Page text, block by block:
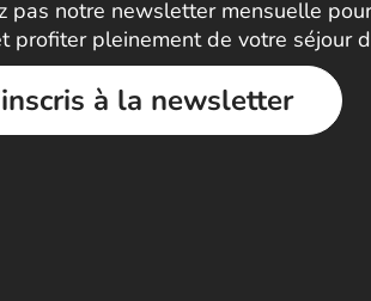
pas notre newsletter mensuelle
profiter pleinement de votre séjour
à la newsletter